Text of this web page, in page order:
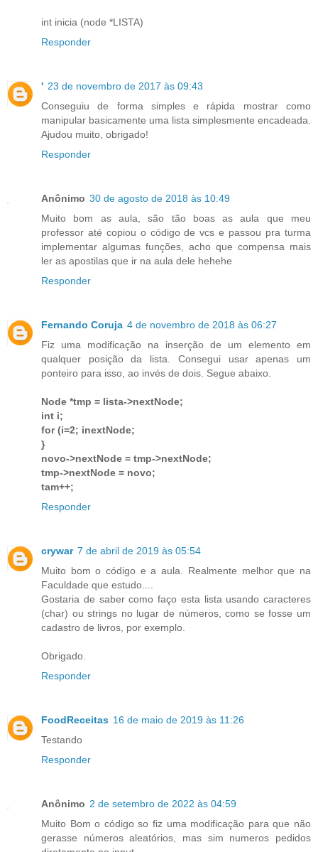
int inicia (node *LISTA)
Responder
' 23 de novembro de 2017 às 09:43
Conseguiu de forma simples e rápida mostrar como
manipular basicamente uma lista simplesmente encadeada.
Ajudou muito, obrigado!
Responder
Anônimo 30 de agosto de 2018 às 10:49
Muito bom as aula, são tão boas as aula que meu
professor até copiou o código de vcs e passou pra turma
implementar algumas funções, acho que compensa mais
ler as apostilas que ir na aula dele hehehe
Responder
Fernando Coruja 4 de novembro de 2018 às 06:27
Fiz uma modificação na inserção de um elemento em
qualquer posição da lista. Consegui usar apenas um
ponteiro para isso, ao invés de dois. Segue abaixo.
Node *tmp = lista->nextNode;
int i;
for (i=2; inextNode;
}
novo->nextNode = tmp->nextNode;
tmp->nextNode = novo;
tam++;
Responder
crywar 7 de abril de 2019 às 05:54
Muito bom o código e a aula. Realmente melhor que na
Faculdade que estudo....
Gostaria de saber como faço esta lista usando caracteres
(char) ou strings no lugar de números, como se fosse um
cadastro de livros, por exemplo.
Obrigado.
Responder
FoodReceitas 16 de maio de 2019 às 11:26
Testando
Responder
Anônimo 2 de setembro de 2022 às 04:59
Muito Bom o código so fiz uma modificação para que não
gerasse números aleatórios, mas sim numeros pedidos